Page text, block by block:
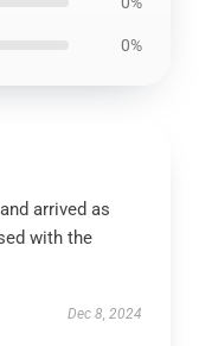
0%
arrived as
with the
Dec 8, 2024